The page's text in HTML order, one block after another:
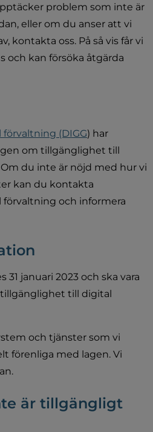
problem som inte är
eller om du anser att vi
kontakta oss. På så vis får vi
och kan försöka åtgärda
(DIGG) har
om tillgänglighet till
du inte är nöjd med hur vi
kan du kontakta
och informera
31 januari 2023 och ska vara
till digital
och tjänster som vi
förenliga med lagen. Vi
är tillgängligt